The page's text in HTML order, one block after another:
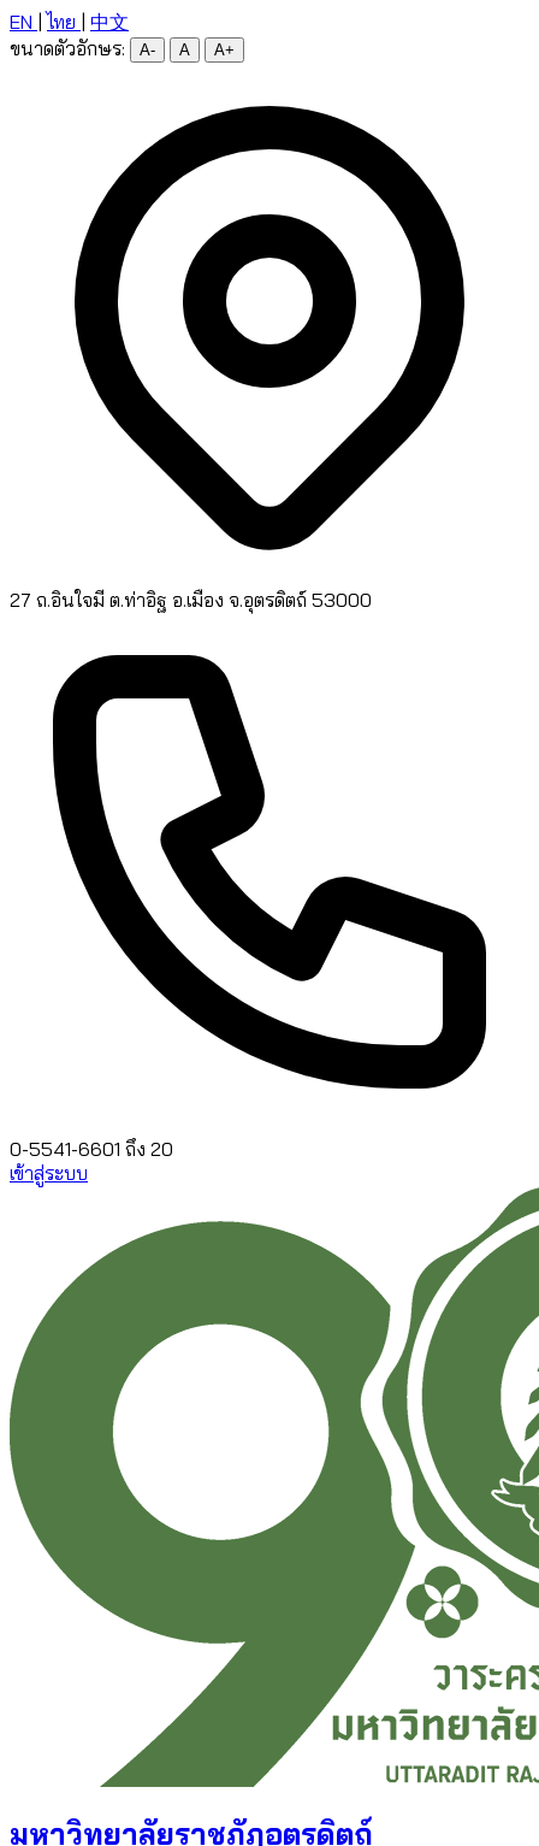
EN ไทย
中文
ขนาดตัวอักษร:
A- A A+
27 ถ.อินใจมี ต.ท่าอิฐ อ.เมือง จ.อุตรดิตถ์ 53000
0-5541-6601 ถึง 20
เข้าสู่ระบบ
มหาวิทยาลัยราชภัฏอุตรดิตถ์